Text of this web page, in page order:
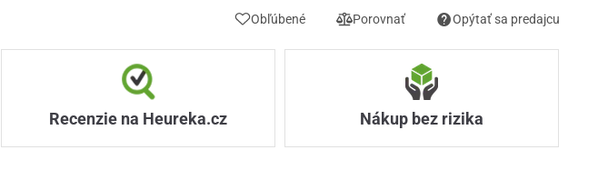
Obľúbené Porovnať Opýtať sa predajcu
Recenzie na Heureka.cz Nákup bez rizika